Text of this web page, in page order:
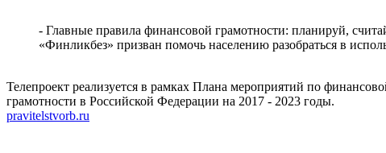
- Главные правила финансовой грамотности: планируй,
«Финликбез» призван помочь населению разобраться в
Телепроект реализуется в рамках Плана мероприятий по
грамотности в Российской Федерации на 2017 - 2023 годы.
pravitelstvorb.ru